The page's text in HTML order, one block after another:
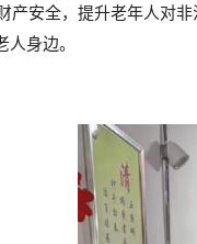
产安全，提升老年人对
身边。